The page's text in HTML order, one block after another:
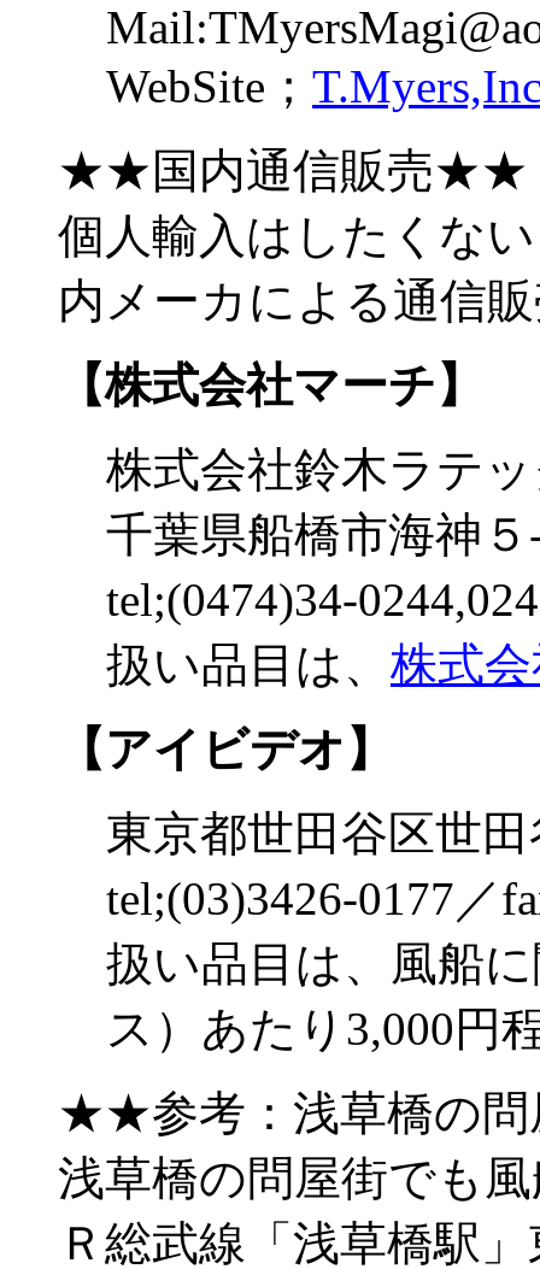
WebSite；
★★国内通信販売★★
個人輸入はしたくな
内メーカによる通信
【株式会社マーチ】
株式会社鈴木ラテ
千葉県船橋市海神
tel;(0474)34-
扱い品目は、 株式
【アイビデオ】
東京都世田谷区世
tel;(03)3426-0177／
扱い品目は、風船
ス）あたり3,000円
★★参考：浅草橋の
浅草橋の問屋街でも
Ｒ総武線「浅草橋駅